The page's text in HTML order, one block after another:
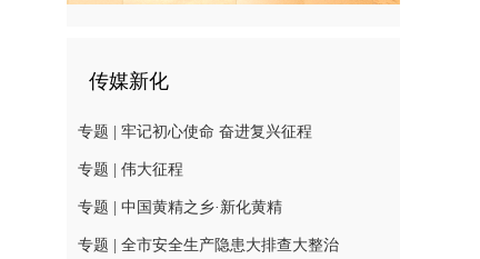
传媒新化
专题 | 牢记初心使命 奋进复兴征程
专题 | 伟大征程
专题 | 中国黄精之乡·新化黄精
专题 | 全市安全生产隐患大排查大整治